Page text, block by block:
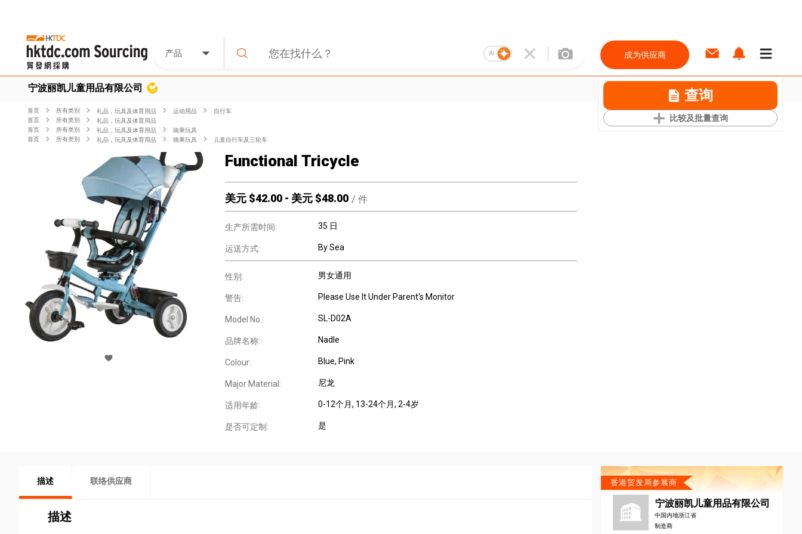
产品 AI 成为供应商
宁波丽凯儿童用品有限公司 查询
比较及批量查询
首页 所有类別 礼品，玩具及体育用品 运动用品
自行车
首页
所有类別
礼品，玩具及体育用品
首页
所有类別 礼品，玩具及体育用品
骑乘玩具
首页
所有类別 礼品，玩具及体育用品 骑乘玩具 儿童自行车及三轮车
Functional Tricycle
美元 $42.00 - 美元 $48.00 / 件
生产所需时间: 35 日
运送方式: By Sea
性别: 男女通用
警告: Please Use It Under Parent's Monitor
Model No.: SL-D02A
品牌名称: Nadle
Colour: Blue, Pink
Major Material: 尼龙
适用年龄: 0-12个月, 13-24个月, 2-4岁
是否可定制: 是
描述 联络供应商
描述
香港贸发局参展商
宁波丽凯儿童用品有限公司
中国内地浙江省
制造商